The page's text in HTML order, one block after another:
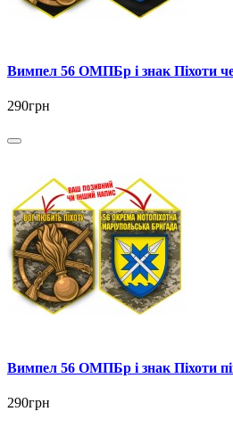
Вимпел 56 ОМПБр і знак Піхоти
290грн
Вимпел 56 ОМПБр і знак Піхоти
290грн